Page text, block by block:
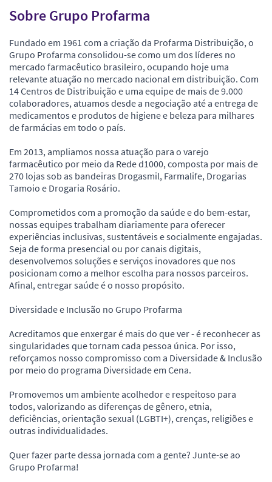
Sobre Grupo Profarma
Fundado em 1961 com a criação da Profarma Distribuição, o
Grupo Profarma consolidou-se como um dos líderes no
mercado farmacêutico brasileiro, ocupando hoje uma
relevante atuação no mercado nacional em distribuição. Com
14 Centros de Distribuição e uma equipe de mais de 9.000
colaboradores, atuamos desde a negociação até a entrega de
medicamentos e produtos de higiene e beleza para milhares
de farmácias em todo o país.
Em 2013, ampliamos nossa atuação para o varejo
farmacêutico por meio da Rede d1000, composta por mais de
270 lojas sob as bandeiras Drogasmil, Farmalife, Drogarias
Tamoio e Drogaria Rosário.
Comprometidos com a promoção da saúde e do bem-estar,
nossas equipes trabalham diariamente para oferecer
experiências inclusivas, sustentáveis e socialmente engajadas.
Seja de forma presencial ou por canais digitais,
desenvolvemos soluções e serviços inovadores que nos
posicionam como a melhor escolha para nossos parceiros.
Afinal, entregar saúde é o nosso propósito.
Diversidade e Inclusão no Grupo Profarma
Acreditamos que enxergar é mais do que ver - é reconhecer as
singularidades que tornam cada pessoa única. Por isso,
reforçamos nosso compromisso com a Diversidade & Inclusão
por meio do programa Diversidade em Cena.
Promovemos um ambiente acolhedor e respeitoso para
todos, valorizando as diferenças de gênero, etnia,
deficiências, orientação sexual (LGBTI+), crenças, religiões e
outras individualidades.
Quer fazer parte dessa jornada com a gente? Junte-se ao
Grupo Profarma!